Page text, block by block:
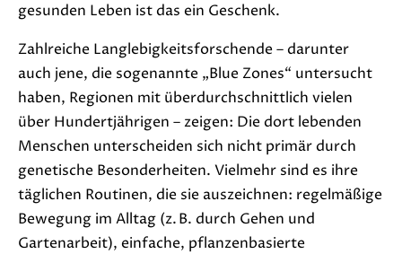
gesunden Leben ist das ein Geschenk.
Zahlreiche Langlebigkeitsforschende – darunter
auch jene, die sogenannte „Blue Zones“ untersucht
haben, Regionen mit überdurchschnittlich vielen
über Hundertjährigen – zeigen: Die dort lebenden
Menschen unterscheiden sich nicht primär durch
genetische Besonderheiten. Vielmehr sind es ihre
täglichen Routinen, die sie auszeichnen: regelmäßige
Bewegung im Alltag (z. B. durch Gehen und
Gartenarbeit), einfache, pflanzenbasierte